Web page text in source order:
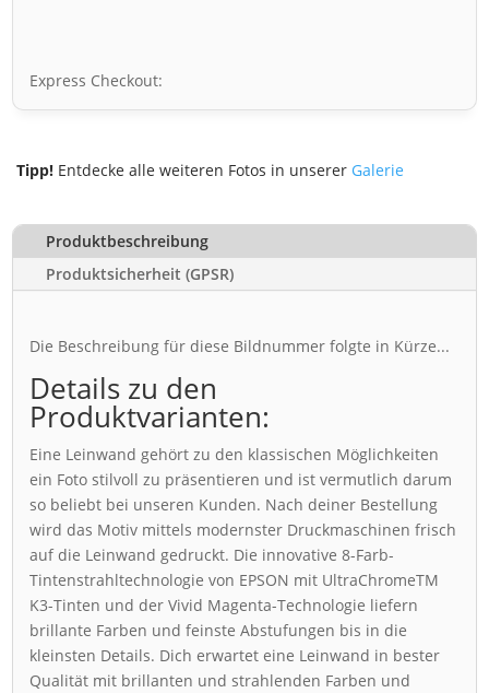
Express Checkout:
Tipp! Entdecke alle weiteren Fotos in unserer Galerie
Produktbeschreibung
Produktsicherheit (GPSR)
Die Beschreibung für diese Bildnummer folgte in Kürze...
Details zu den
Produktvarianten:
Eine Leinwand gehört zu den klassischen Möglichkeiten
ein Foto stilvoll zu präsentieren und ist vermutlich darum
so beliebt bei unseren Kunden. Nach deiner Bestellung
wird das Motiv mittels modernster Druckmaschinen frisch
auf die Leinwand gedruckt. Die innovative 8-Farb-
Tintenstrahltechnologie von EPSON mit UltraChromeTM
K3-Tinten und der Vivid Magenta-Technologie liefern
brillante Farben und feinste Abstufungen bis in die
kleinsten Details. Dich erwartet eine Leinwand in bester
Qualität mit brillanten und strahlenden Farben und